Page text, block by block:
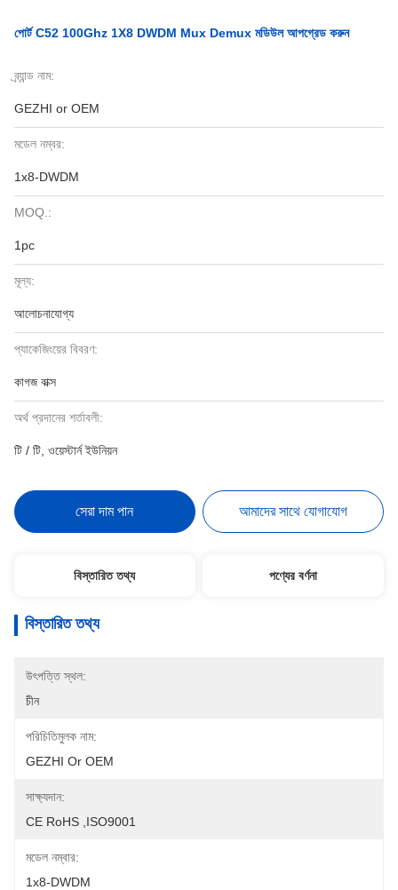
পোর্ট C52 100Ghz 1X8 DWDM Mux Demux মডিউল আপগ্রেড করুন
ব্র্যান্ড নাম:
GEZHI or OEM
মডেল নম্বর:
1x8-DWDM
MOQ.:
1pc
মূল্য:
আলোচনাযোগ্য
প্যাকেজিংয়ের বিবরণ:
কাগজ বাক্স
অর্থ প্রদানের শর্তাবলী:
টি / টি, ওয়েস্টার্ন ইউনিয়ন
সেরা দাম পান আমাদের সাথে যোগাযোগ
বিস্তারিত তথ্য পণ্যের বর্ণনা
বিস্তারিত তথ্য
উৎপত্তি স্থল:
চীন
পরিচিতিমুলক নাম:
GEZHI Or OEM
সাক্ষ্যদান:
CE RoHS ,ISO9001
মডেল নম্বার:
1x8-DWDM